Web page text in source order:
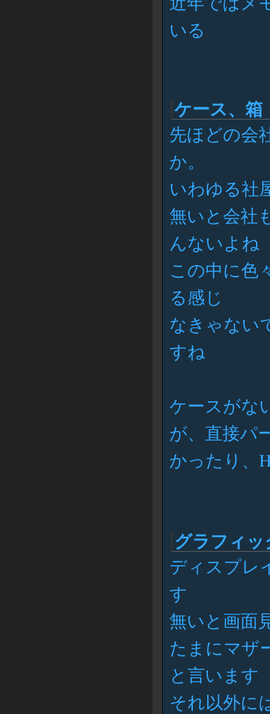
いる
ケース、箱
先ほどの会
か。
いわゆる社
無いと会社
んないよね
この中に色
る感じ
なきゃない
すね
ケースがな
が、直接パ
かったり、
グラフィ
ディスプレ
す
無いと画面
たまにマザ
と言います
それ以外に